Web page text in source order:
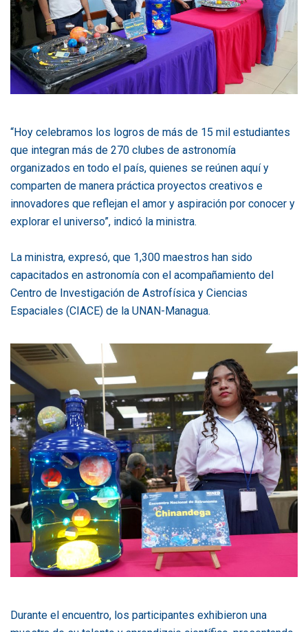
“Hoy celebramos los logros de más de 15 mil estudiantes
que integran más de 270 clubes de astronomía
organizados en todo el país, quienes se reúnen aquí y
comparten de manera práctica proyectos creativos e
innovadores que reflejan el amor y aspiración por conocer y
explorar el universo”, indicó la ministra.
La ministra, expresó, que 1,300 maestros han sido
capacitados en astronomía con el acompañamiento del
Centro de Investigación de Astrofísica y Ciencias
Espaciales (CIACE) de la UNAN-Managua.
Durante el encuentro, los participantes exhibieron una